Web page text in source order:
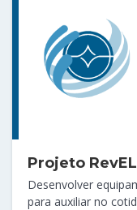
Projeto
Desenvolver
para auxiliar no